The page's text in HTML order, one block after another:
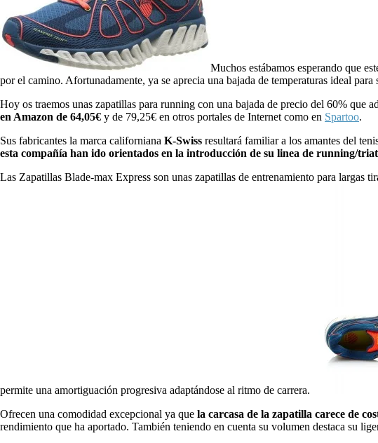
Muchos estábamos esperando que
por el camino. Afortunadamente, ya se aprecia una bajada de temperaturas ideal
Hoy os traemos unas zapatillas para running con una bajada de precio del 60% que
en Amazon de 64,05€ y de 79,25€ en otros portales de Internet como en Spartoo.
Sus fabricantes la marca californiana K-Swiss resultará familiar a los amantes del
esta compañía han ido orientados en la introducción de su linea de running/
Las Zapatillas Blade-max Express son unas zapatillas de entrenamiento para largas
permite una amortiguación progresiva adaptándose al ritmo de carrera.
Ofrecen una comodidad excepcional ya que la carcasa de la zapatilla carece de
rendimiento que ha aportado. También teniendo en cuenta su volumen destaca su